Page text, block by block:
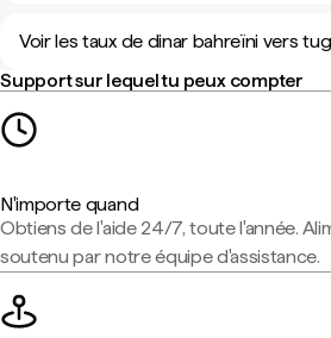
Voir les taux de dinar bahreïni vers
Support sur lequel tu peux compter
N'importe quand
Obtiens de l'aide 24/7, toute l'année.
soutenu par notre équipe d'assistance.